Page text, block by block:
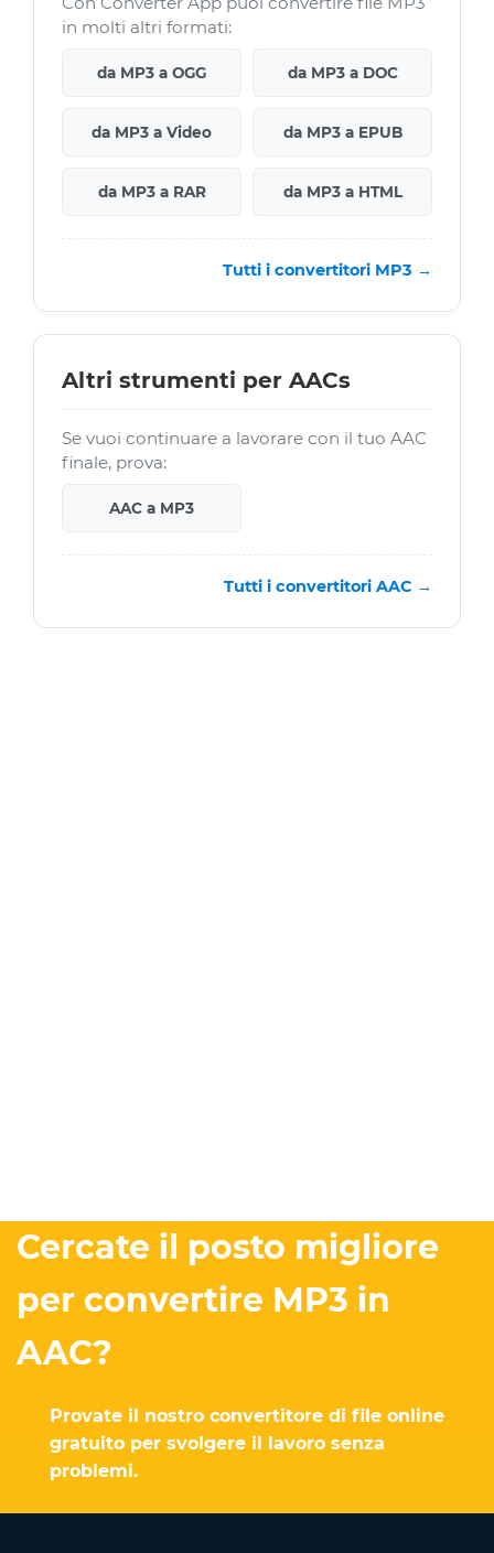
in molti altri formati:
da MP3 a OGG da MP3 a DOC
da MP3 a Video da MP3 a EPUB
da MP3 a RAR da MP3 a HTML
Tutti i convertitori MP3 →
Altri strumenti per AACs
Se vuoi continuare a lavorare con il tuo AAC
finale, prova:
AAC a MP3
Tutti i convertitori AAC →
Cercate il posto migliore
per convertire MP3 in
AAC?
Provate il nostro convertitore di file online
gratuito per svolgere il lavoro senza
problemi.